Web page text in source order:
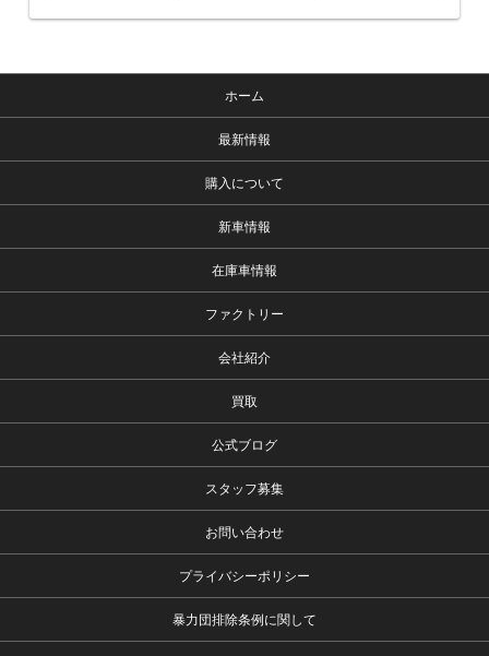
ホーム
最新情報
購入について
新車情報
在庫車情報
ファクトリー
会社紹介
買取
公式ブログ
スタッフ募集
お問い合わせ
プライバシーポリシー
暴力団排除条例に関して